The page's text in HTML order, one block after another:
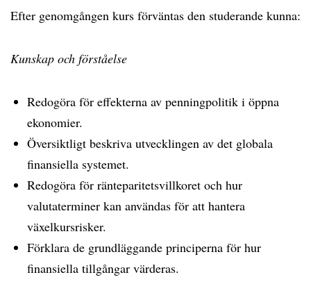
Efter genomgången kurs förväntas den studerande kunna:
Kunskap och förståelse
Redogöra för effekterna av penningpolitik i öppna
ekonomier.
Översiktligt beskriva utvecklingen av det globala
finansiella systemet.
Redogöra för ränteparitetsvillkoret och hur
valutaterminer kan användas för att hantera
växelkursrisker.
Förklara de grundläggande principerna för hur
finansiella tillgångar värderas.